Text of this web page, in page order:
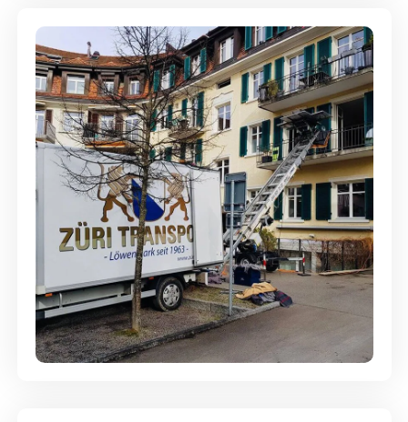
Entsorgung & Räumung